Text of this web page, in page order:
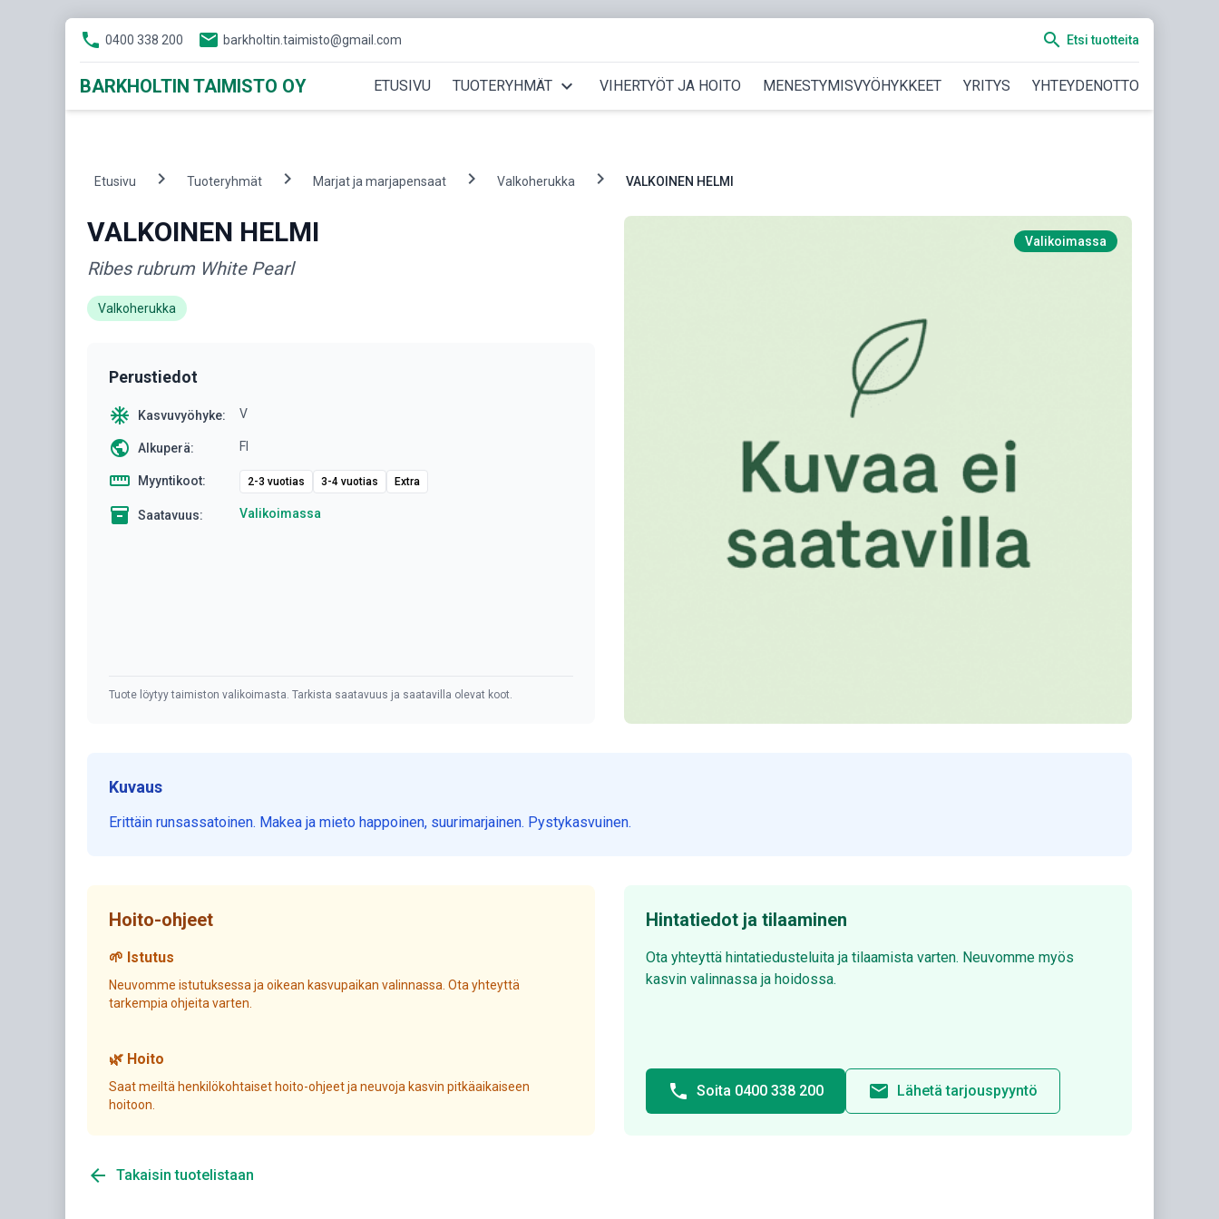
phone 0400 338 200 email barkholtin.taimisto@gmail.com search Etsi tuotteita
BARKHOLTIN TAIMISTO OY ETUSIVU TUOTERYHMÄT expand_more VIHERTYÖT JA HOITO MENESTYMISVYÖHYKKEET YRITYS YHTEYDENOTTO
Etusivu chevron_right Tuoteryhmät chevron_right Marjat ja marjapensaat chevron_right Valkoherukka chevron_right VALKOINEN HELMI
VALKOINEN HELMI
Ribes rubrum White Pearl
Valkoherukka
Perustiedot
ac_unit Kasvuvyöhyke: V
public Alkuperä: FI
straighten Myyntikoot: 2-3 vuotias 3-4 vuotias Extra
inventory Saatavuus: Valikoimassa
Tuote löytyy taimiston valikoimasta. Tarkista saatavuus ja saatavilla olevat koot.
Valikoimassa
Kuvaus
Erittäin runsassatoinen. Makea ja mieto happoinen, suurimarjainen. Pystykasvuinen.
Hoito-ohjeet
🌱 Istutus
Neuvomme istutuksessa ja oikean kasvupaikan valinnassa. Ota yhteyttä
tarkempia ohjeita varten.
🌿 Hoito
Saat meiltä henkilökohtaiset hoito-ohjeet ja neuvoja kasvin pitkäaikaiseen
hoitoon.
Hintatiedot ja tilaaminen
Ota yhteyttä hintatiedusteluita ja tilaamista varten. Neuvomme myös
kasvin valinnassa ja hoidossa.
phone Soita 0400 338 200 email Lähetä tarjouspyyntö
arrow_back Takaisin tuotelistaan